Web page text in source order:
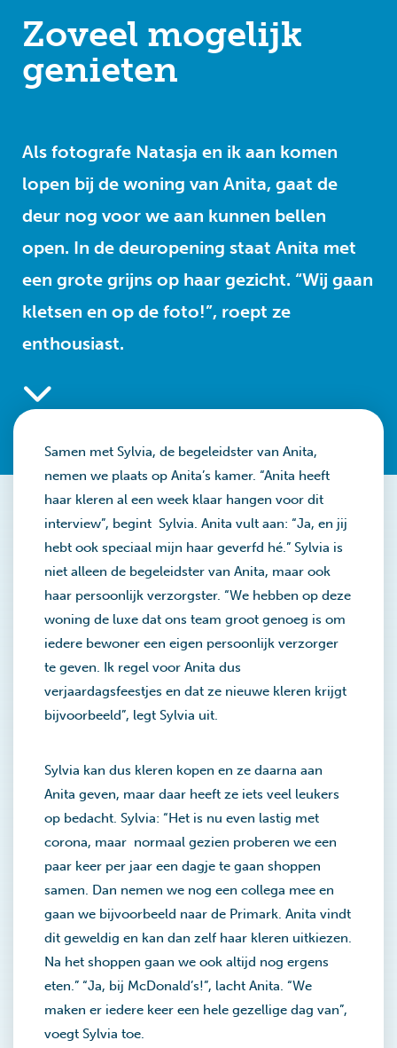
Zoveel mogelijk
genieten
Als fotografe Natasja en ik aan komen
lopen bij de woning van Anita, gaat de
deur nog voor we aan kunnen bellen
open. In de deuropening staat Anita met
een grote grijns op haar gezicht. “Wij gaan
kletsen en op de foto!”, roept ze
enthousiast.
Samen met Sylvia, de begeleidster van Anita,
nemen we plaats op Anita’s kamer. “Anita heeft
haar kleren al een week klaar hangen voor dit
interview”, begint Sylvia. Anita vult aan: “Ja, en jij
hebt ook speciaal mijn haar geverfd hé.” Sylvia is
niet alleen de begeleidster van Anita, maar ook
haar persoonlijk verzorgster. “We hebben op deze
woning de luxe dat ons team groot genoeg is om
iedere bewoner een eigen persoonlijk verzorger
te geven. Ik regel voor Anita dus
verjaardagsfeestjes en dat ze nieuwe kleren krijgt
bijvoorbeeld”, legt Sylvia uit.
Sylvia kan dus kleren kopen en ze daarna aan
Anita geven, maar daar heeft ze iets veel leukers
op bedacht. Sylvia: “Het is nu even lastig met
corona, maar normaal gezien proberen we een
paar keer per jaar een dagje te gaan shoppen
samen. Dan nemen we nog een collega mee en
gaan we bijvoorbeeld naar de Primark. Anita vindt
dit geweldig en kan dan zelf haar kleren uitkiezen.
Na het shoppen gaan we ook altijd nog ergens
eten.” “Ja, bij McDonald’s!”, lacht Anita. “We
maken er iedere keer een hele gezellige dag van”,
voegt Sylvia toe.